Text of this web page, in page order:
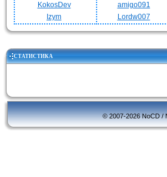
KokosDev
Izym
amigo091
Lordw007
СТАТИСТИКА
© 2007-2026 NoCD /